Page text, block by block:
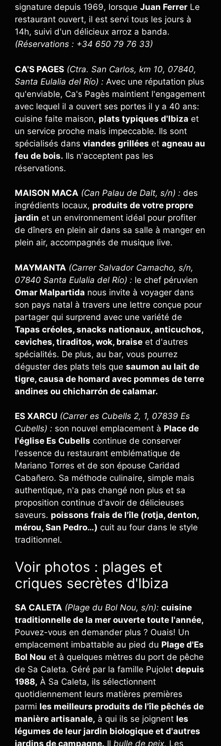
signature depuis 1969, lorsque Juan Ferrer Le
restaurant ouvert, il est servi tous les jours à
14h, suivi d'un délicieux arroz a banda.
(Réservations : +34 650 79 76 33)
CA'S PAGES (Ctra. San Carlos, km 10, 07840,
Santa Eulalia del Río) : Avec une réputation plus
qu'enviable, Ca's Pagès maintient l'engagement
avec lequel il a ouvert ses portes il y a 40 ans:
cuisine faite maison, plats typiques d'Ibiza et
un service proche mais impeccable. Ils sont
spécialisés dans viandes grillées et agneau au
feu de bois. Ils n'acceptent pas les
réservations.
MAISON MACA (Can Palau de Dalt, s/n) : des
ingrédients locaux, produits de votre propre
jardin et un environnement idéal pour profiter
de dîners en plein air dans sa salle à manger en
plein air, accompagnés de musique live.
MAYMANTA (Carrer Salvador Camacho, s/n,
07840 Santa Eulalia del Río) : le chef péruvien
Omar Malpartida nous invite à voyager dans
son pays natal à travers une lettre conçue pour
partager qui surprend avec une variété de
Tapas créoles, snacks nationaux, anticuchos,
ceviches, tiraditos, wok, braise et d'autres
spécialités. De plus, au bar, vous pourrez
déguster des plats tels que saumon au lait de
tigre, causa de homard avec pommes de terre
andines ou chicharrón de calamar.
ES XARCU (Carrer es Cubells 2, 1, 07839 Es
Cubells) : son nouvel emplacement à Place de
l'église Es Cubells continue de conserver
l'essence du restaurant emblématique de
Mariano Torres et de son épouse Caridad
Cabañero. Sa méthode culinaire, simple mais
authentique, n'a pas changé non plus et sa
proposition continue d'avoir de délicieuses
saveurs. poissons frais de l'île (rotja, denton,
mérou, San Pedro…) cuit au four dans le style
traditionnel.
Voir photos : plages et
criques secrètes d'Ibiza
SA CALETA (Plage du Bol Nou, s/n): cuisine
traditionnelle de la mer ouverte toute l'année,
Pouvez-vous en demander plus ? Ouais! Un
emplacement imbattable au pied du Plage d'Es
Bol Nou et à quelques mètres du port de pêche
de Sa Caleta. Géré par la famille Pujolet depuis
1988, À Sa Caleta, ils sélectionnent
quotidiennement leurs matières premières
parmi les meilleurs produits de l'île pêchés de
manière artisanale, à qui ils se joignent les
légumes de leur jardin biologique et d'autres
jardins de campagne. Il bulle de peix, Les